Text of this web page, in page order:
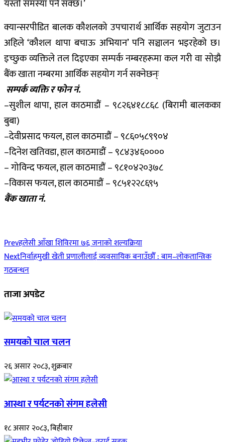
यस्तो समस्या पर्न सक्छ।’
क्यान्सरपीडित बालक कौशलको उपचारार्थ आर्थिक सहयोग जुटाउन
अहिले ‘कौशल थापा बचाऊ अभियान’ पनि सञ्चालन भइरहेको छ।
इच्छुक व्यक्तिले तल दिइएका सम्पर्क नम्बरहरूमा कल गरी वा सोझै
बैंक खाता नम्बरमा आर्थिक सहयोग गर्न सक्नेछन्ः
सम्पर्क व्यक्ति र फोन नं.
–सुशील थापा, हाल काठमाडौं – ९८२६४१८८६८ (बिरामी बालकका
बुबा)
–देवीप्रसाद फयल, हाल काठमाडौं – ९८६०५८९९०४
–दिनेश खतिवडा, हाल काठमाडौं – ९८४३४६००००
– गोविन्द फयल, हाल काठमाडौं – ९८१०४२०३७८
–विकास फयल, हाल काठमाडौं – ९८५१२२८६९५
बैंक खाता नं.
Prevहलेसी आँखा शिविरमा ७६ जनाको शल्यक्रिया
Nextनिर्वाहमुखी खेती प्रणालीलाई व्यवसायिक बनाउँछौँ : बाम–लोकतान्त्रिक
गठबन्धन
ताजा अपडेट
समयको चाल चलन
२६ असार २०८३, शुक्रबार
आस्था र पर्यटनको संगम हलेसी
१८ असार २०८३, बिहीबार